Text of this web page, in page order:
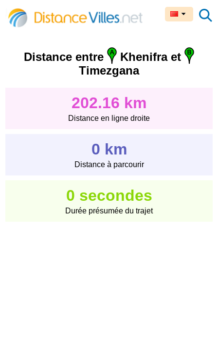
Distance entre
Khenifra et
Timezgana
202.16 km
Distance en ligne droite
0 km
Distance à parcourir
0 secondes
Durée présumée du trajet